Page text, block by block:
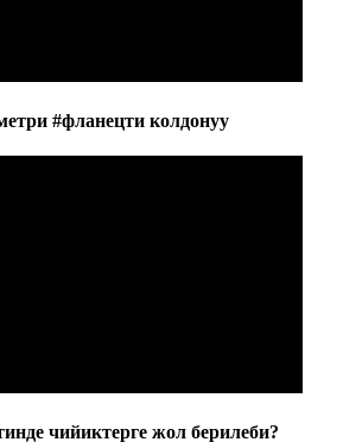
#фланецти колдонуу
чийиктерге жол берилеби?